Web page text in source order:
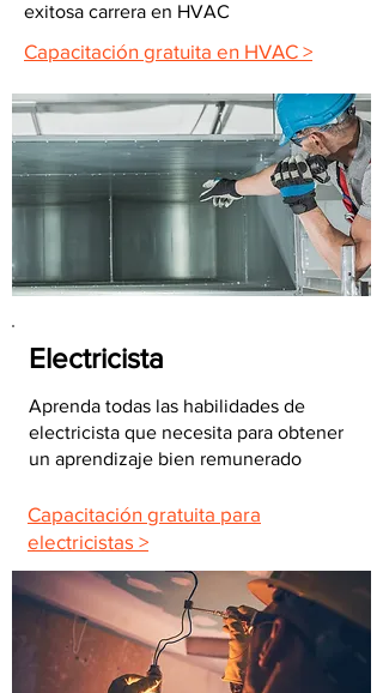
exitosa carrera en HVAC
Capacitación gratuita en HVAC >
Electricista
Aprenda todas las habilidades de
electricista que necesita para obtener
un aprendizaje bien remunerado
Capacitación gratuita para
electricistas >